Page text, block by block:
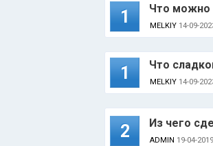
1 Что можно
MELKIY 14-09-
1 Что
MELKIY 14-09-
2 Из чего
ADMIN 19-04-